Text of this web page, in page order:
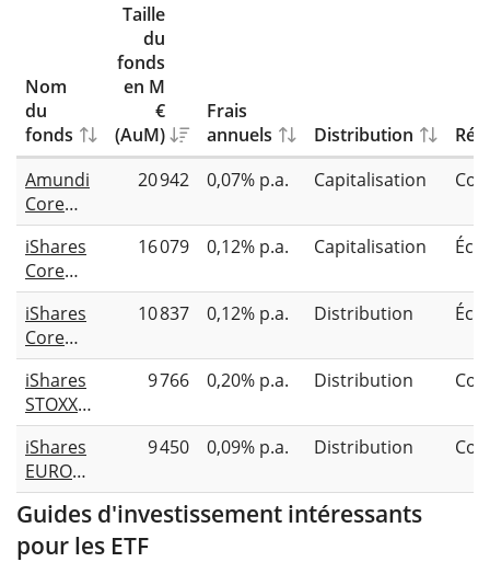
Nom
du
fonds
Taille
du
fonds
en M
€
(AuM)
Frais
annuels
Distribution
Amundi
Core
Stoxx
Europe
600
UCITS
ETF Acc
20 942 0,07% p.a. Capitalisation
iShares
Core
MSCI
Europe
UCITS
ETF EUR
(Acc)
16 079 0,12% p.a. Capitalisation
iShares
Core
MSCI
Europe
UCITS
ETF EUR
(Dist)
10 837 0,12% p.a. Distribution
iShares
STOXX
Europe
600
UCITS
ETF (DE)
9 766 0,20% p.a. Distribution
iShares
EURO
STOXX
50 UCITS
ETF (DE)
9 450 0,09% p.a. Distribution
Guides d'investissement intéressants
pour les ETF